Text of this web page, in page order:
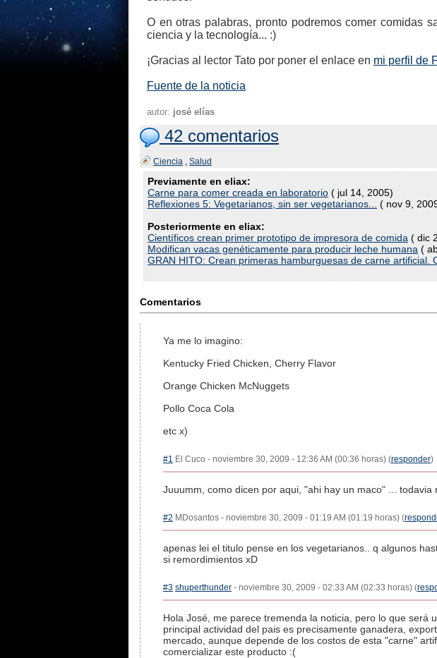
O en otras palabras, pronto podremos comer comidas
ciencia y la tecnología... :)
¡Gracias al lector Tato por poner el enlace en mi perfil de
Fuente de la noticia
autor: josé elías
42 comentarios
Ciencia , Salud
Previamente en eliax:
Carne para comer creada en laboratorio ( jul 14, 2005)
Reflexiones 5: Vegetarianos, sin ser vegetarianos...
( nov 9,
Posteriormente en eliax:
Científicos crean primer prototipo de impresora de comida ( dic
Modifican vacas genéticamente para producir leche humana (
GRAN HITO: Crean primeras hamburguesas de carne artificial.
Comentarios
Ya me lo imagino:
Kentucky Fried Chicken, Cherry Flavor
Orange Chicken McNuggets
Pollo Coca Cola
etc x)
#1 El Cuco - noviembre 30, 2009 - 12:36 AM (00:36 horas) (responder)
Juuumm, como dicen por aqui, "ahi hay un maco" ... todavia
#2 MDosantos - noviembre 30, 2009 - 01:19 AM (01:19 horas) (
apenas lei el titulo pense en los vegetarianos.. q algunos
si remordimientos xD
#3 shuperthunder - noviembre 30, 2009 - 02:33 AM (02:33 horas) (
Hola José, me parece tremenda la noticia, pero lo que será
principal actividad del pais es precisamente ganadera,
mercado, aunque depende de los costos de esta "carne"
comercializar este producto :(